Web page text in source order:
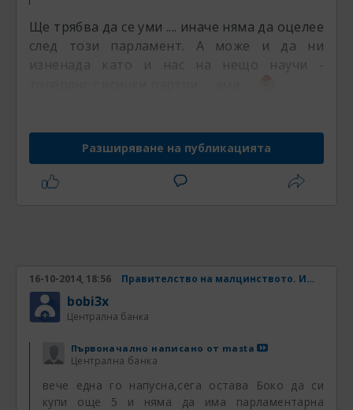
Ще трябва да се уми .... иначе няма да оцелее
след този парламент. А може и да ни
изненада като и нас на нещо научи -
Разширяване на публикацията
16-10-2014, 18:56 Правителство на малцинството. Има ли шанс? Част 4
bobi3x
Централна банка
Първоначално написано от masta
Централна банка
вече една го напусна,сега остава Боко да си
купи още 5 и няма да има парламентарна